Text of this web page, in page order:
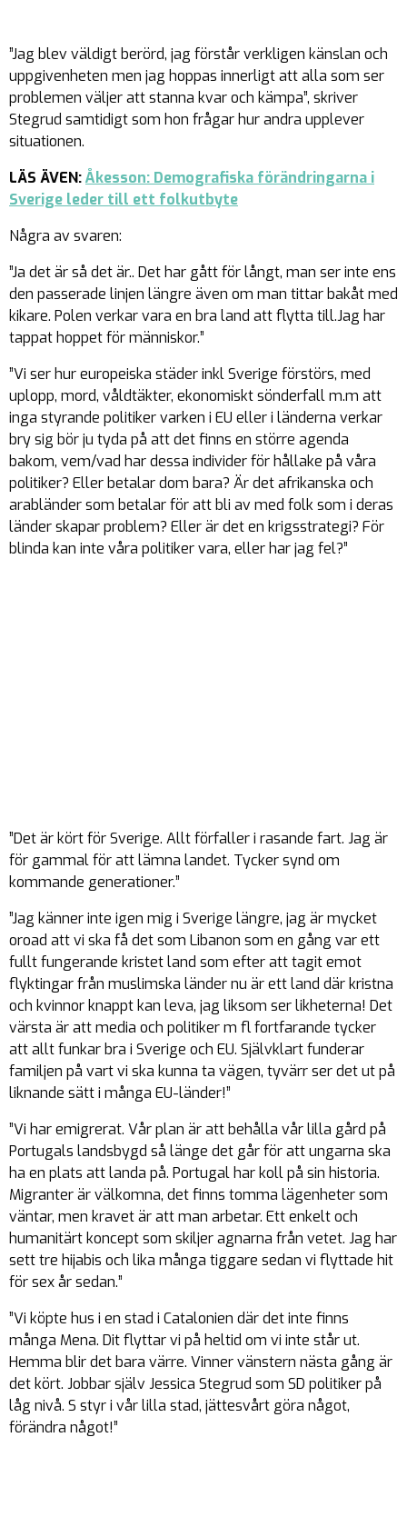
”Jag blev väldigt berörd, jag förstår verkligen känslan och
uppgivenheten men jag hoppas innerligt att alla som ser
problemen väljer att stanna kvar och kämpa”, skriver
Stegrud samtidigt som hon frågar hur andra upplever
situationen.
LÄS ÄVEN:Åkesson: Demografiska förändringarna i
Sverige leder till ett folkutbyte
Några av svaren:
”Ja det är så det är.. Det har gått för långt, man ser inte ens
den passerade linjen längre även om man tittar bakåt med
kikare. Polen verkar vara en bra land att flytta till.Jag har
tappat hoppet för människor.”
”Vi ser hur europeiska städer inkl Sverige förstörs, med
uplopp, mord, våldtäkter, ekonomiskt sönderfall m.m att
inga styrande politiker varken i EU eller i länderna verkar
bry sig bör ju tyda på att det finns en större agenda
bakom, vem/vad har dessa individer för hållake på våra
politiker? Eller betalar dom bara? Är det afrikanska och
arabländer som betalar för att bli av med folk som i deras
länder skapar problem? Eller är det en krigsstrategi? För
blinda kan inte våra politiker vara, eller har jag fel?”
”Det är kört för Sverige. Allt förfaller i rasande fart. Jag är
för gammal för att lämna landet. Tycker synd om
kommande generationer.”
”Jag känner inte igen mig i Sverige längre, jag är mycket
oroad att vi ska få det som Libanon som en gång var ett
fullt fungerande kristet land som efter att tagit emot
flyktingar från muslimska länder nu är ett land där kristna
och kvinnor knappt kan leva, jag liksom ser likheterna! Det
värsta är att media och politiker m fl fortfarande tycker
att allt funkar bra i Sverige och EU. Självklart funderar
familjen på vart vi ska kunna ta vägen, tyvärr ser det ut på
liknande sätt i många EU-länder!”
”Vi har emigrerat. Vår plan är att behålla vår lilla gård på
Portugals landsbygd så länge det går för att ungarna ska
ha en plats att landa på. Portugal har koll på sin historia.
Migranter är välkomna, det finns tomma lägenheter som
väntar, men kravet är att man arbetar. Ett enkelt och
humanitärt koncept som skiljer agnarna från vetet. Jag har
sett tre hijabis och lika många tiggare sedan vi flyttade hit
för sex år sedan.”
”Vi köpte hus i en stad i Catalonien där det inte finns
många Mena. Dit flyttar vi på heltid om vi inte står ut.
Hemma blir det bara värre. Vinner vänstern nästa gång är
det kört. Jobbar själv Jessica Stegrud som SD politiker på
låg nivå. S styr i vår lilla stad, jättesvårt göra något,
förändra något!”